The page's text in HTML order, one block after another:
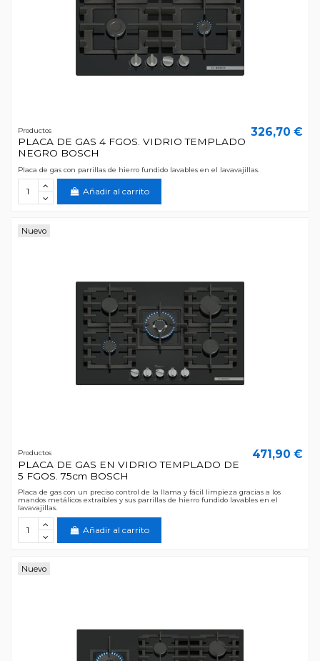
Productos
PLACA DE GAS 4 FGOS. VIDRIO TEMPLADO
NEGRO BOSCH
326,70 €
Placa de gas con parrillas de hierro fundido lavables en el lavavajillas.
Añadir al carrito
Nuevo
Productos
PLACA DE GAS EN VIDRIO TEMPLADO DE
5 FGOS. 75cm BOSCH
471,90 €
Placa de gas con un preciso control de la llama y fácil limpieza gracias a los
mandos metálicos extraíbles y sus parrillas de hierro fundido lavables en el
lavavajillas.
Añadir al carrito
Nuevo